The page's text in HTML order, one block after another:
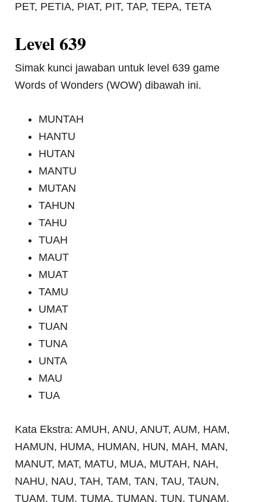
PET, PETIA, PIAT, PIT, TAP, TEPA, TETA
Level 639
Simak kunci jawaban untuk level 639 game
Words of Wonders (WOW) dibawah ini.
MUNTAH
HANTU
HUTAN
MANTU
MUTAN
TAHUN
TAHU
TUAH
MAUT
MUAT
TAMU
UMAT
TUAN
TUNA
UNTA
MAU
TUA
Kata Ekstra: AMUH, ANU, ANUT, AUM, HAM,
HAMUN, HUMA, HUMAN, HUN, MAH, MAN,
MANUT, MAT, MATU, MUA, MUTAH, NAH,
NAHU, NAU, TAH, TAM, TAN, TAU, TAUN,
TUAM, TUM, TUMA, TUMAN, TUN, TUNAM,